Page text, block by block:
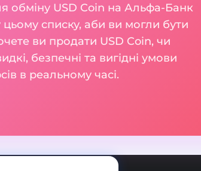
обміну USD Coin на Альфа-Банк
списку, аби ви могли бути
ви продати USD Coin, чи
безпечні та вигідні умови
в реальному часі.